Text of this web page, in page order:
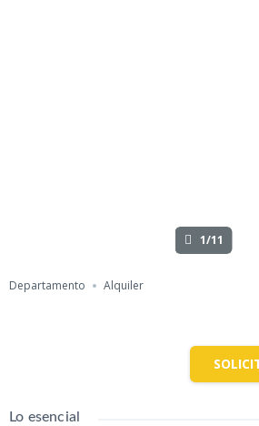
1/11
Departamento Alquiler
Lo esencial